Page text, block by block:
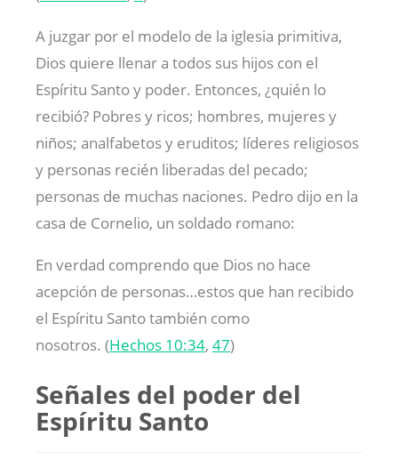
A juzgar por el modelo de la iglesia primitiva,
Dios quiere llenar a todos sus hijos con el
Espíritu Santo y poder. Entonces, ¿quién lo
recibió? Pobres y ricos; hombres, mujeres y
niños; analfabetos y eruditos; líderes religiosos
y personas recién liberadas del pecado;
personas de muchas naciones. Pedro dijo en la
casa de Cornelio, un soldado romano:
En verdad comprendo que Dios no hace
acepción de personas…estos que han recibido
el Espíritu Santo también como
nosotros. (Hechos 10:34, 47)
Señales del poder del
Espíritu Santo